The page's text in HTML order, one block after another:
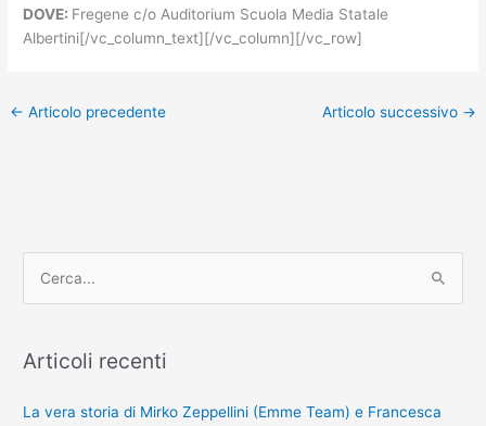
DOVE: Fregene c/o Auditorium Scuola Media Statale
Albertini[/vc_column_text][/vc_column][/vc_row]
← Articolo precedente Articolo successivo →
cArticoli recenti
La vera storia di Mirko Zeppellini (Emme Team) e Francesca